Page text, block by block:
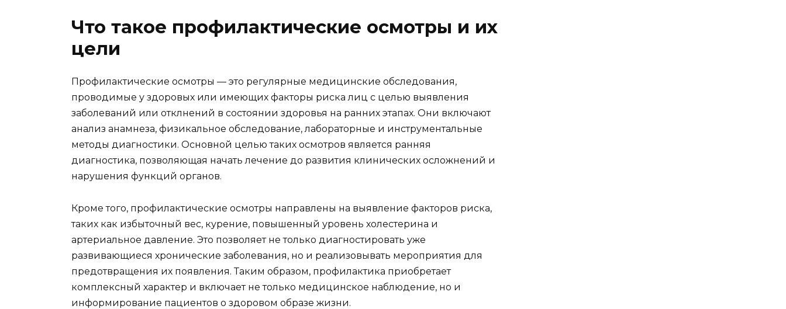
Что такое профилактические осмотры и их
цели
Профилактические осмотры — это регулярные медицинские обследования,
проводимые у здоровых или имеющих факторы риска лиц с целью выявления
заболеваний или отклнений в состоянии здоровья на ранних этапах. Они включают
анализ анамнеза, физикальное обследование, лабораторные и инструментальные
методы диагностики. Основной целью таких осмотров является ранняя
диагностика, позволяющая начать лечение до развития клинических осложнений и
нарушения функций органов.
Кроме того, профилактические осмотры направлены на выявление факторов риска,
таких как избыточный вес, курение, повышенный уровень холестерина и
артериальное давление. Это позволяет не только диагностировать уже
развивающиеся хронические заболевания, но и реализовывать мероприятия для
предотвращения их появления. Таким образом, профилактика приобретает
комплексный характер и включает не только медицинское наблюдение, но и
информирование пациентов о здоровом образе жизни.